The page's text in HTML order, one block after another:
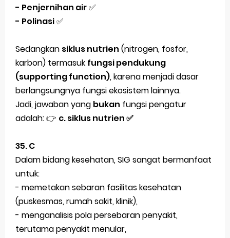
- Penjernihan air✅
- Polinasi✅
Sedangkan siklus nutrien (nitrogen, fosfor,
karbon) termasuk fungsi pendukung
(supporting function), karena menjadi dasar
berlangsungnya fungsi ekosistem lainnya.
Jadi, jawaban yang bukan fungsi pengatur
adalah: 👉 c. siklus nutrien ✅
35. C
Dalam bidangkesehatan, SIG sangat bermanfaat
untuk:
- memetakansebaran fasilitas kesehatan
(puskesmas, rumah sakit, klinik),
- menganalisispola persebaran penyakit,
terutama penyakit menular,